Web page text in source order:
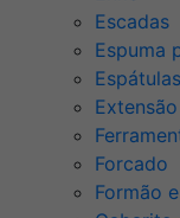
Escadas
Espuma
Espátulas
Forcado
Formão